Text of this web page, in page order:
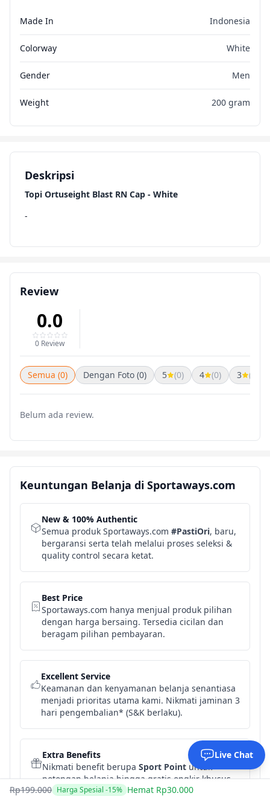
Made In Indonesia
Colorway White
Gender Men
Weight 200 gram
Deskripsi
Topi Ortuseight Blast RN Cap - White
-
Review
0.0
0 Review
Semua (0) Dengan Foto (0) 5 (0) 4 (0) 3 (0)
Belum ada review.
Keuntungan Belanja di Sportaways.com
New & 100% Authentic
Semua produk Sportaways.com #PastiOri, baru,
bergaransi serta telah melalui proses seleksi &
quality control secara ketat.
Best Price
Sportaways.com hanya menjual produk pilihan
dengan harga bersaing. Tersedia cicilan dan
beragam pilihan pembayaran.
Excellent Service
Keamanan dan kenyamanan belanja senantiasa
menjadi prioritas utama kami. Nikmati jaminan 3
hari pengembalian* (S&K berlaku).
Extra Benefits
Nikmati benefit berupa Sport Pointuntuk
potongan belanja hingga gratis ongkir khusus
pelanggan Sportaways.com.
Rp199.000 Harga Spesial -15% Hemat Rp30.000
Live Chat